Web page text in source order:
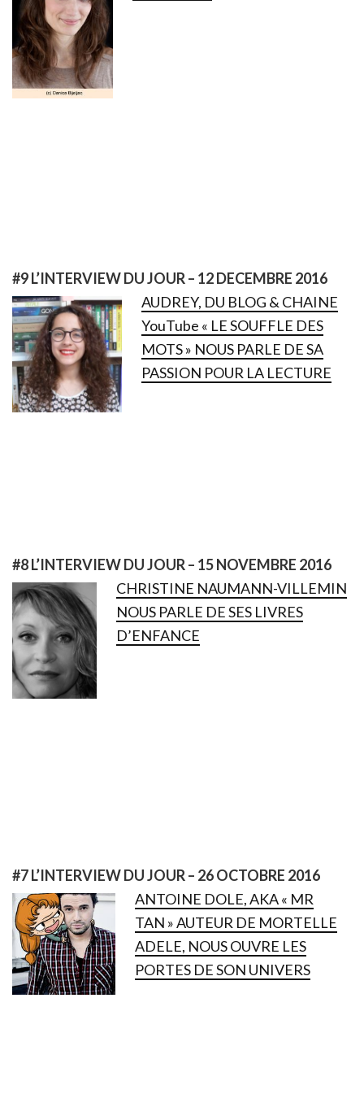
#9 L’INTERVIEW DU JOUR – 12 DECEMBRE 2016
AUDREY, DU BLOG & CHAINE
YouTube « LE SOUFFLE DES
MOTS » NOUS PARLE DE SA
PASSION POUR LA LECTURE
#8 L’INTERVIEW DU JOUR – 15 NOVEMBRE 2016
CHRISTINE NAUMANN-VILLEMIN
NOUS PARLE DE SES LIVRES
D’ENFANCE
#7 L’INTERVIEW DU JOUR – 26 OCTOBRE 2016
ANTOINE DOLE, AKA « MR
TAN » AUTEUR DE MORTELLE
ADELE, NOUS OUVRE LES
PORTES DE SON UNIVERS